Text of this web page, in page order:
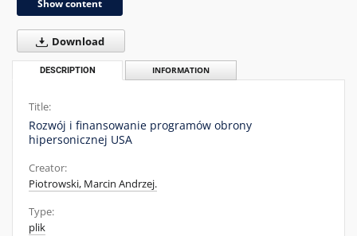
Show content
Download
DESCRIPTION INFORMATION
Title:
Rozwój i finansowanie programów obrony
hipersonicznej USA
Creator:
Piotrowski, Marcin Andrzej.
Type:
plik